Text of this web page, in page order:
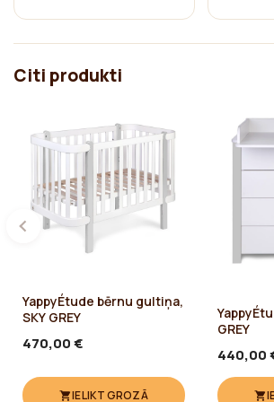
15 855
Citi produkti
YappyÉtude bērnu gultiņa,
SKY GREY
470,00 €
IELIKT GROZĀ
GREY
440,00